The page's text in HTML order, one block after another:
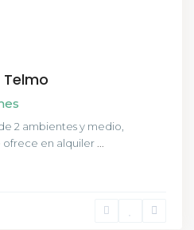
Telmo
2 ambientes y medio,
ofrece en alquiler